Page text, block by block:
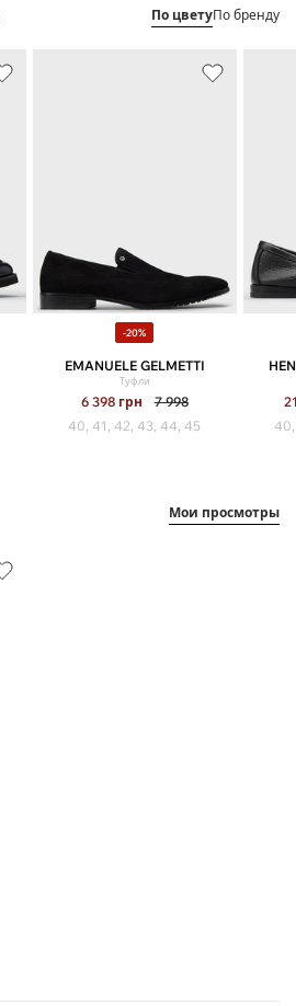
По цветуПо бренду
-20%
EMANUELE GELMETTI
Туфли
6 398 грн
7 998
40, 41, 42, 43, 44, 45
Мои просмотры